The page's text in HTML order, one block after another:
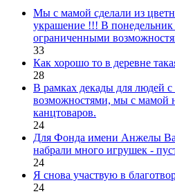
Мы с мамой сделали из
украшение !!! В понедельник
ограниченными
33
Как хорошо то в деревне
28
В рамках декады для людей
возможностями, мы с мамой
канцтоваров.
24
Для Фонда имени Анжелы
набрали много игрушек -
24
Я снова участвую в
24